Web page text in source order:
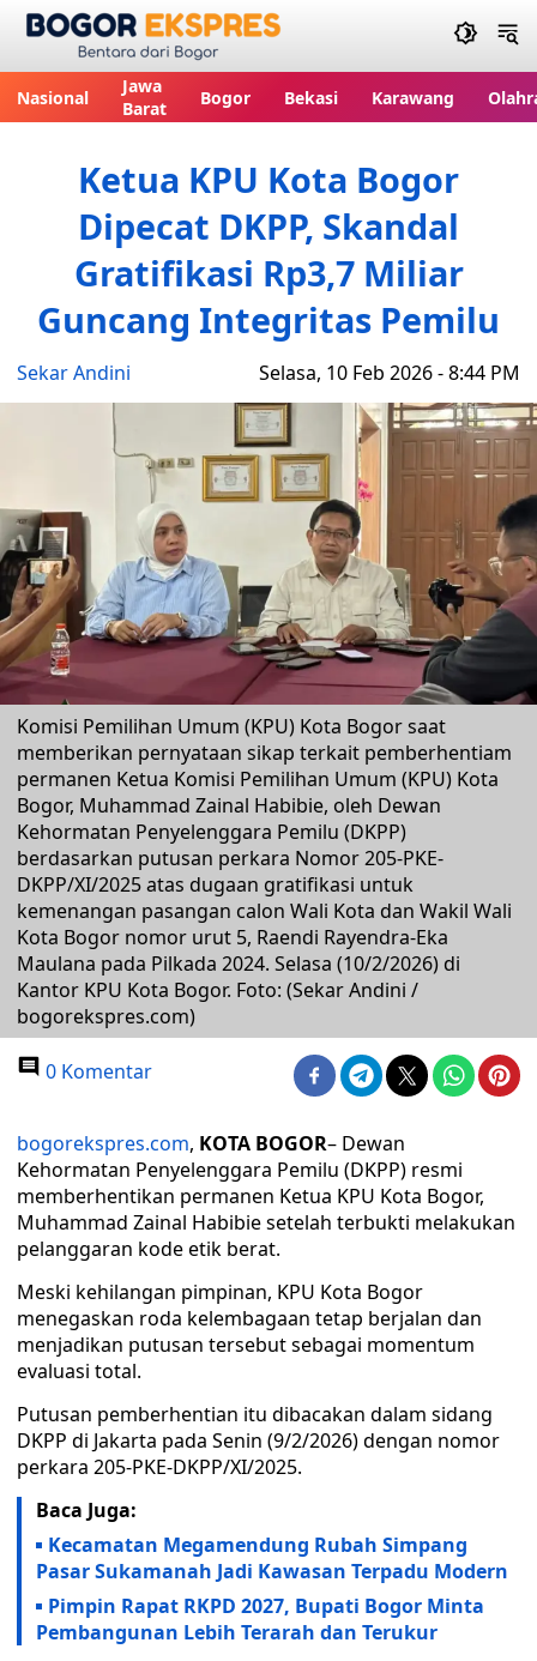
Nasional
Jawa
Barat
Bogor Bekasi Karawang
Ketua KPU Kota Bogor
Dipecat DKPP, Skandal
Gratifikasi Rp3,7 Miliar
Guncang Integritas Pemilu
Sekar Andini Selasa, 10 Feb 2026 - 8:44 PM
Komisi Pemilihan Umum (KPU) Kota Bogor saat
memberikan pernyataan sikap terkait pemberhentiam
permanen Ketua Komisi Pemilihan Umum (KPU) Kota
Bogor, Muhammad Zainal Habibie, oleh Dewan
Kehormatan Penyelenggara Pemilu (DKPP)
berdasarkan putusan perkara Nomor 205-PKE-
DKPP/XI/2025 atas dugaan gratifikasi untuk
kemenangan pasangan calon Wali Kota dan Wakil Wali
Kota Bogor nomor urut 5, Raendi Rayendra-Eka
Maulana pada Pilkada 2024. Selasa (10/2/2026) di
Kantor KPU Kota Bogor. Foto: (Sekar Andini /
bogorekspres.com)
0 Komentar
bogorekspres.com, KOTA BOGOR– Dewan
Kehormatan Penyelenggara Pemilu (DKPP) resmi
memberhentikan permanen Ketua KPU Kota Bogor,
Muhammad Zainal Habibie setelah terbukti melakukan
pelanggaran kode etik berat.
Meski kehilangan pimpinan, KPU Kota Bogor
menegaskan roda kelembagaan tetap berjalan dan
menjadikan putusan tersebut sebagai momentum
evaluasi total.
Putusan pemberhentian itu dibacakan dalam sidang
DKPP di Jakarta pada Senin (9/2/2026) dengan nomor
perkara 205-PKE-DKPP/XI/2025.
Baca Juga:
Kecamatan Megamendung Rubah Simpang
Pasar Sukamanah Jadi Kawasan Terpadu Modern
Pimpin Rapat RKPD 2027, Bupati Bogor Minta
Pembangunan Lebih Terarah dan Terukur